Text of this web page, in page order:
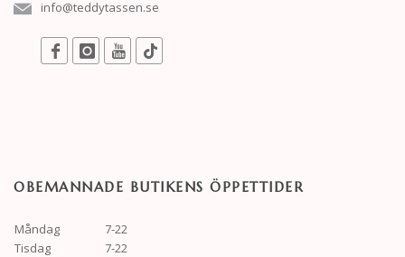
info@teddytassen.se
OBEMANNADE BUTIKENS ÖPPETTIDER
Måndag
7-22
Tisdag
7-22